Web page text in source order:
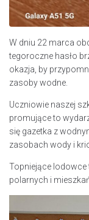
W dniu 22 marca
tegoroczne hasło
okazja, by
zasoby wodne.
Uczniowie naszej
promujące to
się gazetka z
zasobach wody i
Topniejące lodowce
polarnych i